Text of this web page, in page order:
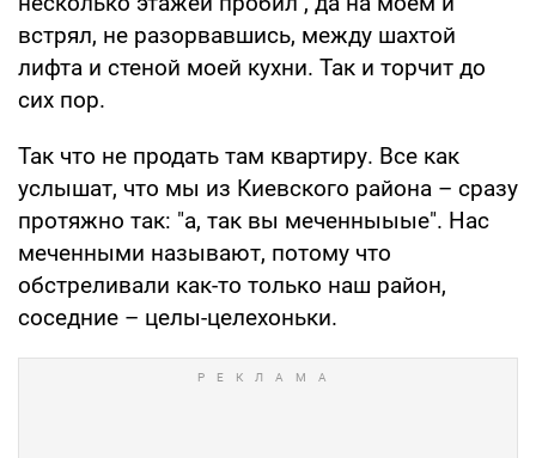
встрял, не разорвавшись, между шахтой
лифта и стеной моей кухни. Так и торчит до
сих пор.
Так что не продать там квартиру. Все как
услышат, что мы из Киевского района – сразу
протяжно так: "а, так вы меченныыые". Нас
меченными называют, потому что
обстреливали как-то только наш район,
соседние – целы-целехоньки.